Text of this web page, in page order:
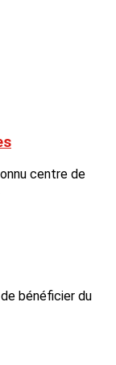
centre de
bénéficier du